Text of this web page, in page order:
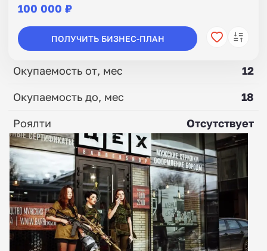
100 000 ₽
ПОЛУЧИТЬ БИЗНЕС-ПЛАН
Окупаемость от, мес
12
Окупаемость до, мес
18
Роялти
Отсутствует